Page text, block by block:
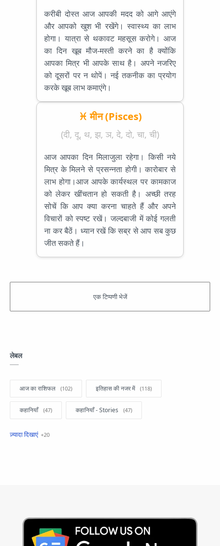
करीबी दोस्त आज आपकी मदद को आगे आएंगे
और आपको खुश भी रखेंगे। स्वास्थ्य का लाभ
होगा। यात्रा से थकावट महसूस करोगे। आज
का दिन खूब मौज-मस्ती करने का है क्योंकि
आपका मित्र भी आपके साथ है। अपने नजरिए
को दूसरों पर न थोपें। नई तकनीक का प्रयोग
करके खूब लाभ कमाएंगे।
♓ मीन (Pisces)
(दी, दू, थ, झ, ञ, दे, दो, चा, ची)
आज आपका दिन मिलाजुला रहेगा। किसी नये
मित्र के मिलने से प्रसन्नता होगी। कारोबार से
लाभ होगा।आज आपके कार्यस्थल पर कामकाज
को लेकर खींचतान हो सकती है। अच्छी तरह
सोचें कि आप क्या करना चाहते हैं और अपने
विचारों को स्पष्ट रखें। जल्दबाजी में कोई गलती
ना कर बैठें। ध्यान रखें कि सब्र से आप सब कुछ
जीत सकते हैं।
लेबल
आज का राशिफल इतिहास की नजर में
कहानियाँ कहानियाँ - Stories
खबरें फटाफट
Hindi Stories International
Jobs and Education Lifestyle